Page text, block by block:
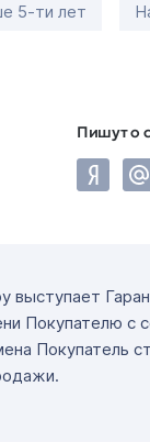
5-ти лет
Пишут о
выступает
Покупателю с
Покупатель